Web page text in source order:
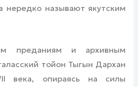
нередко называют якутским
преданиям и архивным
тойон Тыгын Дархан
века, опираясь на силы